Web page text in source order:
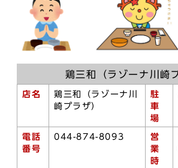
鶏三和（ラゾーナ川崎
店名
鶏三和（ラゾーナ川
崎プラザ）
駐
車
場
電話
番号
044-874-8093
営
業
時